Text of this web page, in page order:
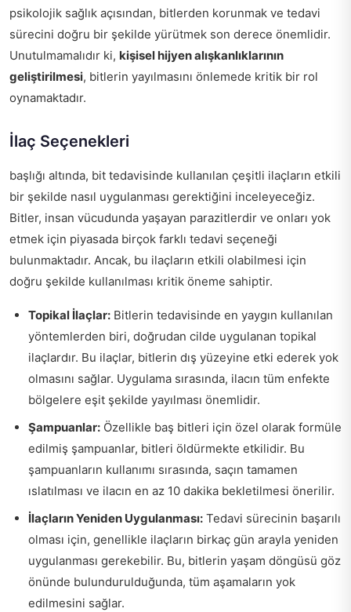
psikolojik sağlık açısından, bitlerden korunmak ve tedavi
sürecini doğru bir şekilde yürütmek son derece önemlidir.
Unutulmamalıdır ki, kişisel hijyen alışkanlıklarının
geliştirilmesi, bitlerin yayılmasını önlemede kritik bir rol
oynamaktadır.
İlaç Seçenekleri
başlığı altında, bit tedavisinde kullanılan çeşitli ilaçların etkili
bir şekilde nasıl uygulanması gerektiğini inceleyeceğiz.
Bitler, insan vücudunda yaşayan parazitlerdir ve onları yok
etmek için piyasada birçok farklı tedavi seçeneği
bulunmaktadır. Ancak, bu ilaçların etkili olabilmesi için
doğru şekilde kullanılması kritik öneme sahiptir.
Topikal İlaçlar: Bitlerin tedavisinde en yaygın kullanılan
yöntemlerden biri, doğrudan cilde uygulanan topikal
ilaçlardır. Bu ilaçlar, bitlerin dış yüzeyine etki ederek yok
olmasını sağlar. Uygulama sırasında, ilacın tüm enfekte
bölgelere eşit şekilde yayılması önemlidir.
Şampuanlar: Özellikle baş bitleri için özel olarak formüle
edilmiş şampuanlar, bitleri öldürmekte etkilidir. Bu
şampuanların kullanımı sırasında, saçın tamamen
ıslatılması ve ilacın en az 10 dakika bekletilmesi önerilir.
İlaçların Yeniden Uygulanması: Tedavi sürecinin başarılı
olması için, genellikle ilaçların birkaç gün arayla yeniden
uygulanması gerekebilir. Bu, bitlerin yaşam döngüsü göz
önünde bulundurulduğunda, tüm aşamaların yok
edilmesini sağlar.